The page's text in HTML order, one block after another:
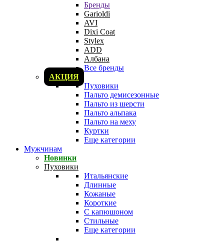
Бренды
Garioldi
AVI
Dixi Coat
Stylex
ADD
Албана
Все бренды
АКЦИЯ
Пуховики
Пальто демисезонные
Пальто из шерсти
Пальто альпака
Пальто на меху
Куртки
Еще категории
Мужчинам
Новинки
Пуховики
Итальянские
Длинные
Кожаные
Короткие
С капюшоном
Стильные
Еще категории